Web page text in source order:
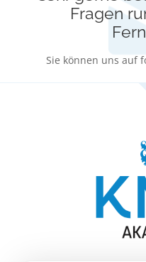
Fragen
Sie können uns auf